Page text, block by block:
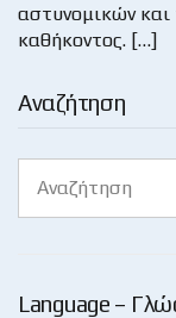
Αναζήτηση
for:
Language –
αστυνομικών
καθήκοντος. […]